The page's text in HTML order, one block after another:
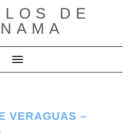
DE
Cambiar modo de navegación
VERAGUAS –